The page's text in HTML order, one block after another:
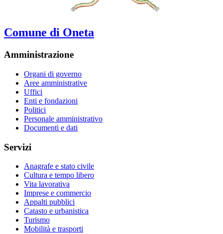
Comune di Oneta
Amministrazione
Organi di governo
Aree amministrative
Uffici
Enti e fondazioni
Politici
Personale amministrativo
Documenti e dati
Servizi
Anagrafe e stato civile
Cultura e tempo libero
Vita lavorativa
Imprese e commercio
Appalti pubblici
Catasto e urbanistica
Turismo
Mobilità e trasporti